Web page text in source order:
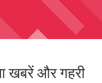
खबरें और गहरी